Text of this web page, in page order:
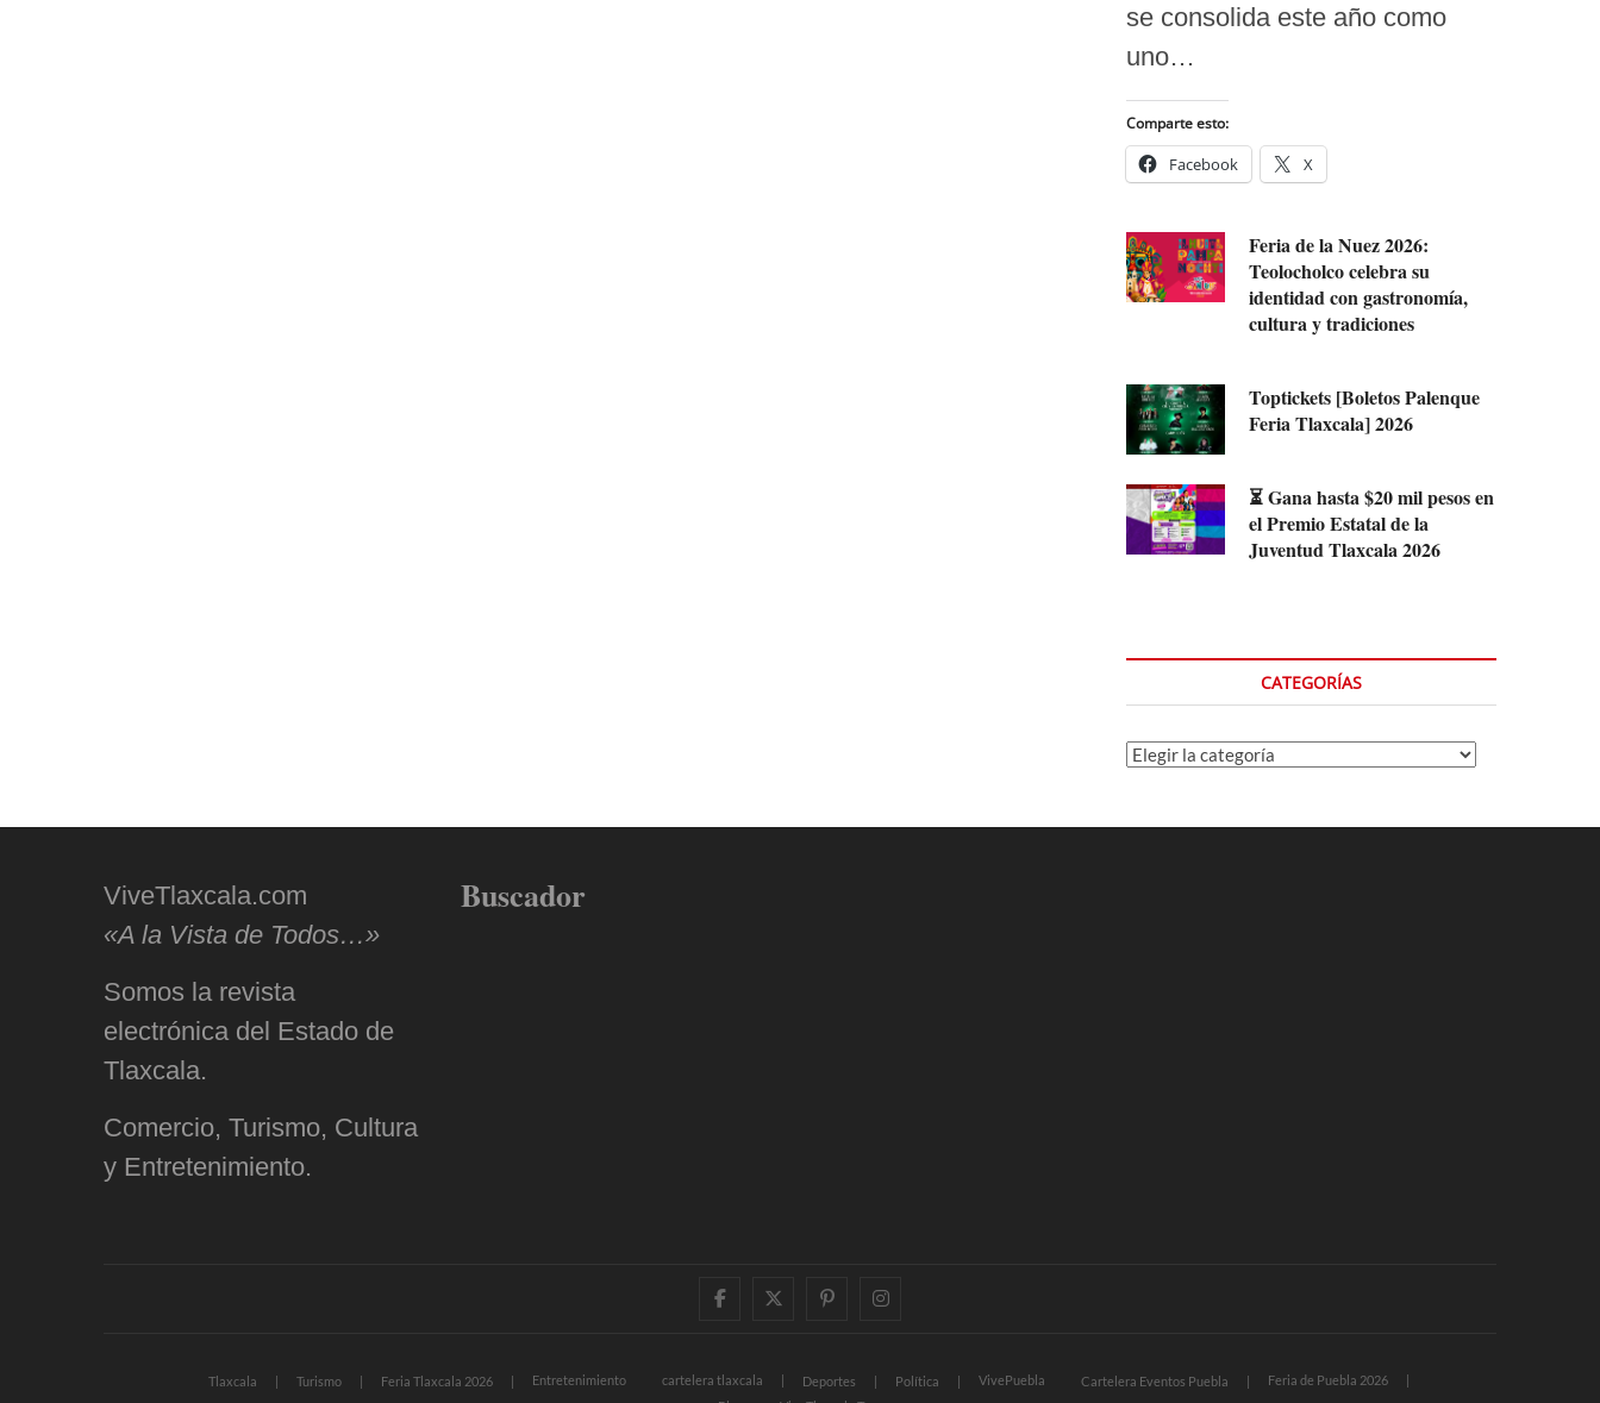
se consolida este año como
uno…
Comparte esto:
Facebook X
Feria de la Nuez 2026:
Teolocholco celebra su
identidad con gastronomía,
cultura y tradiciones
Toptickets [Boletos Palenque
Feria Tlaxcala] 2026
⏳ Gana hasta $20 mil pesos en
el Premio Estatal de la
Juventud Tlaxcala 2026
CATEGORÍAS
Categorías
ViveTlaxcala.com
«A la Vista de Todos…»
Somos la revista
electrónica del Estado de
Tlaxcala.
Comercio, Turismo, Cultura
y Entretenimiento.
Buscador
facebooktwitter
pinterestinstagram
Tlaxcala Turismo Feria Tlaxcala 2026 Entretenimiento cartelera tlaxcala Deportes Política VivePuebla Cartelera Eventos Puebla
Feria de Puebla 2026